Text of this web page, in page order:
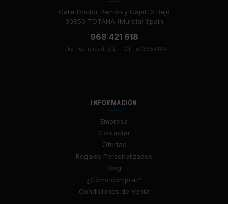
Calle Doctor Ramón y Cajal, 2 Bajo
30850 TOTANA (Murcia) Spain
968 421 618
Tuka Publicidad, S.L. - CIF: B73554164
INFORMACIÓN
Empresa
Contactar
Ofertas
Regalos Personalizados
Blog
¿Cómo comprar?
Condiciones de Venta